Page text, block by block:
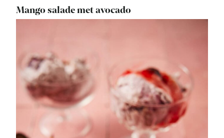
Mango salade met avocado